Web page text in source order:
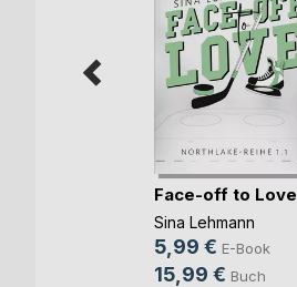
Face-off to Love
Sina Lehmann
5,99 € E-Book
15,99 € Buch